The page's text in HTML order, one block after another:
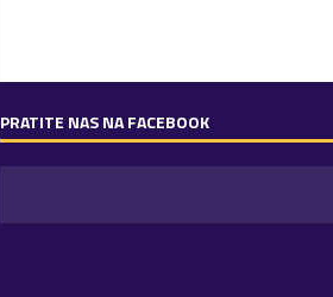
PRATITE NAS NA FACEBOOK